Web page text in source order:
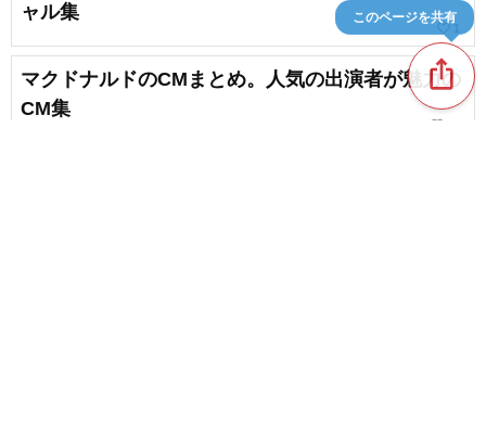
ャル集
favorite_border
マクドナルドのCMまとめ。人気の出演者が魅力の
CM集
favorite_border
ios_share
このページを共有